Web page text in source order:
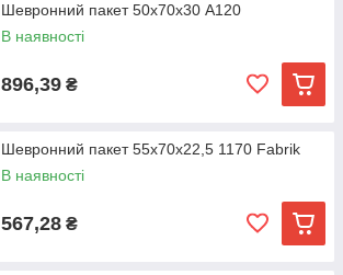
Шевронний пакет 50х70х30 A120
В наявності
896,39 ₴
Шевронний пакет 55х70х22,5 1170 Fabrik
В наявності
567,28 ₴